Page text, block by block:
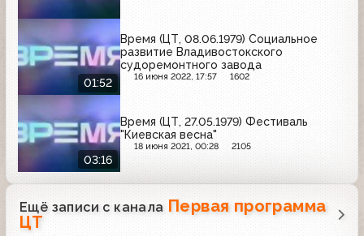
01:52
Время (ЦТ, 08.06.1979) Социальное
развитие Владивостокского
судоремонтного завода
16 июня 2022, 17:57 1602
03:16
Время (ЦТ, 27.05.1979) Фестиваль
"Киевская весна"
18 июня 2021, 00:28 2105
Ещё записи с канала Первая программа
ЦТ